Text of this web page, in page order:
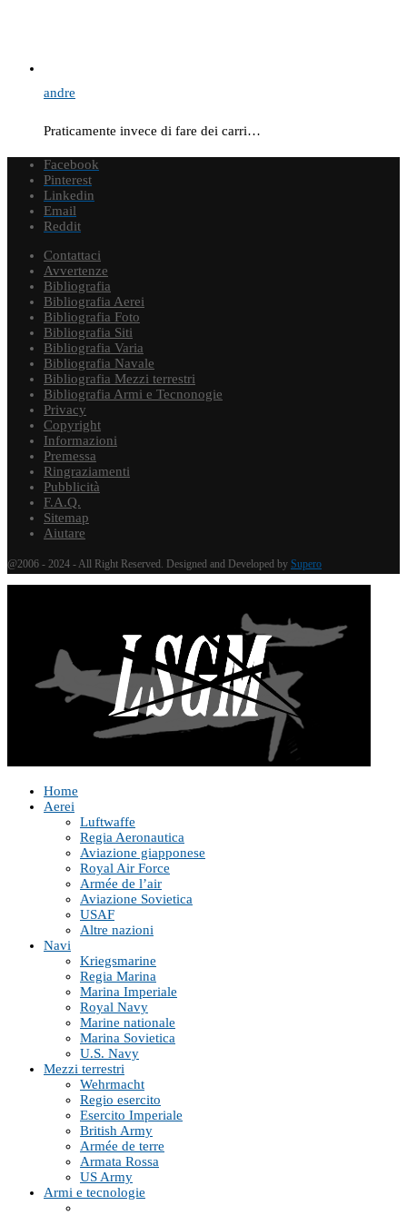
andre
Praticamente invece di fare dei carri…
Facebook
Pinterest
Linkedin
Email
Reddit
Contattaci
Avvertenze
Bibliografia
Bibliografia Aerei
Bibliografia Foto
Bibliografia Siti
Bibliografia Varia
Bibliografia Navale
Bibliografia Mezzi terrestri
Bibliografia Armi e Tecnonogie
Privacy
Copyright
Informazioni
Premessa
Ringraziamenti
Pubblicità
F.A.Q.
Sitemap
Aiutare
@2006 - 2024 - All Right Reserved. Designed and Developed by Supero
Home
Aerei
Luftwaffe
Regia Aeronautica
Aviazione giapponese
Royal Air Force
Armée de l’air
Aviazione Sovietica
USAF
Altre nazioni
Navi
Kriegsmarine
Regia Marina
Marina Imperiale
Royal Navy
Marine nationale
Marina Sovietica
U.S. Navy
Mezzi terrestri
Wehrmacht
Regio esercito
Esercito Imperiale
British Army
Armée de terre
Armata Rossa
US Army
Armi e tecnologie